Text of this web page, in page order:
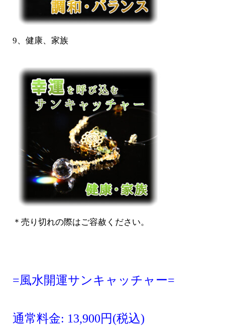
9、健康、家族
＊売り切れの際はご容赦ください。
=風水開運サンキャッチャー=
通常料金: 13,900円(税込)